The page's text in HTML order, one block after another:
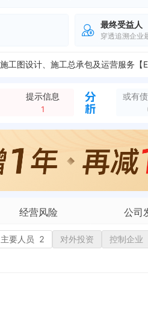
最终受益人
穿透追溯企业
提示信息
1
或有
经营风险 公司
或有债务债权
融资历史
主要人员 2 对外投资 控制企业